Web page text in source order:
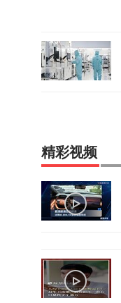
精彩视频